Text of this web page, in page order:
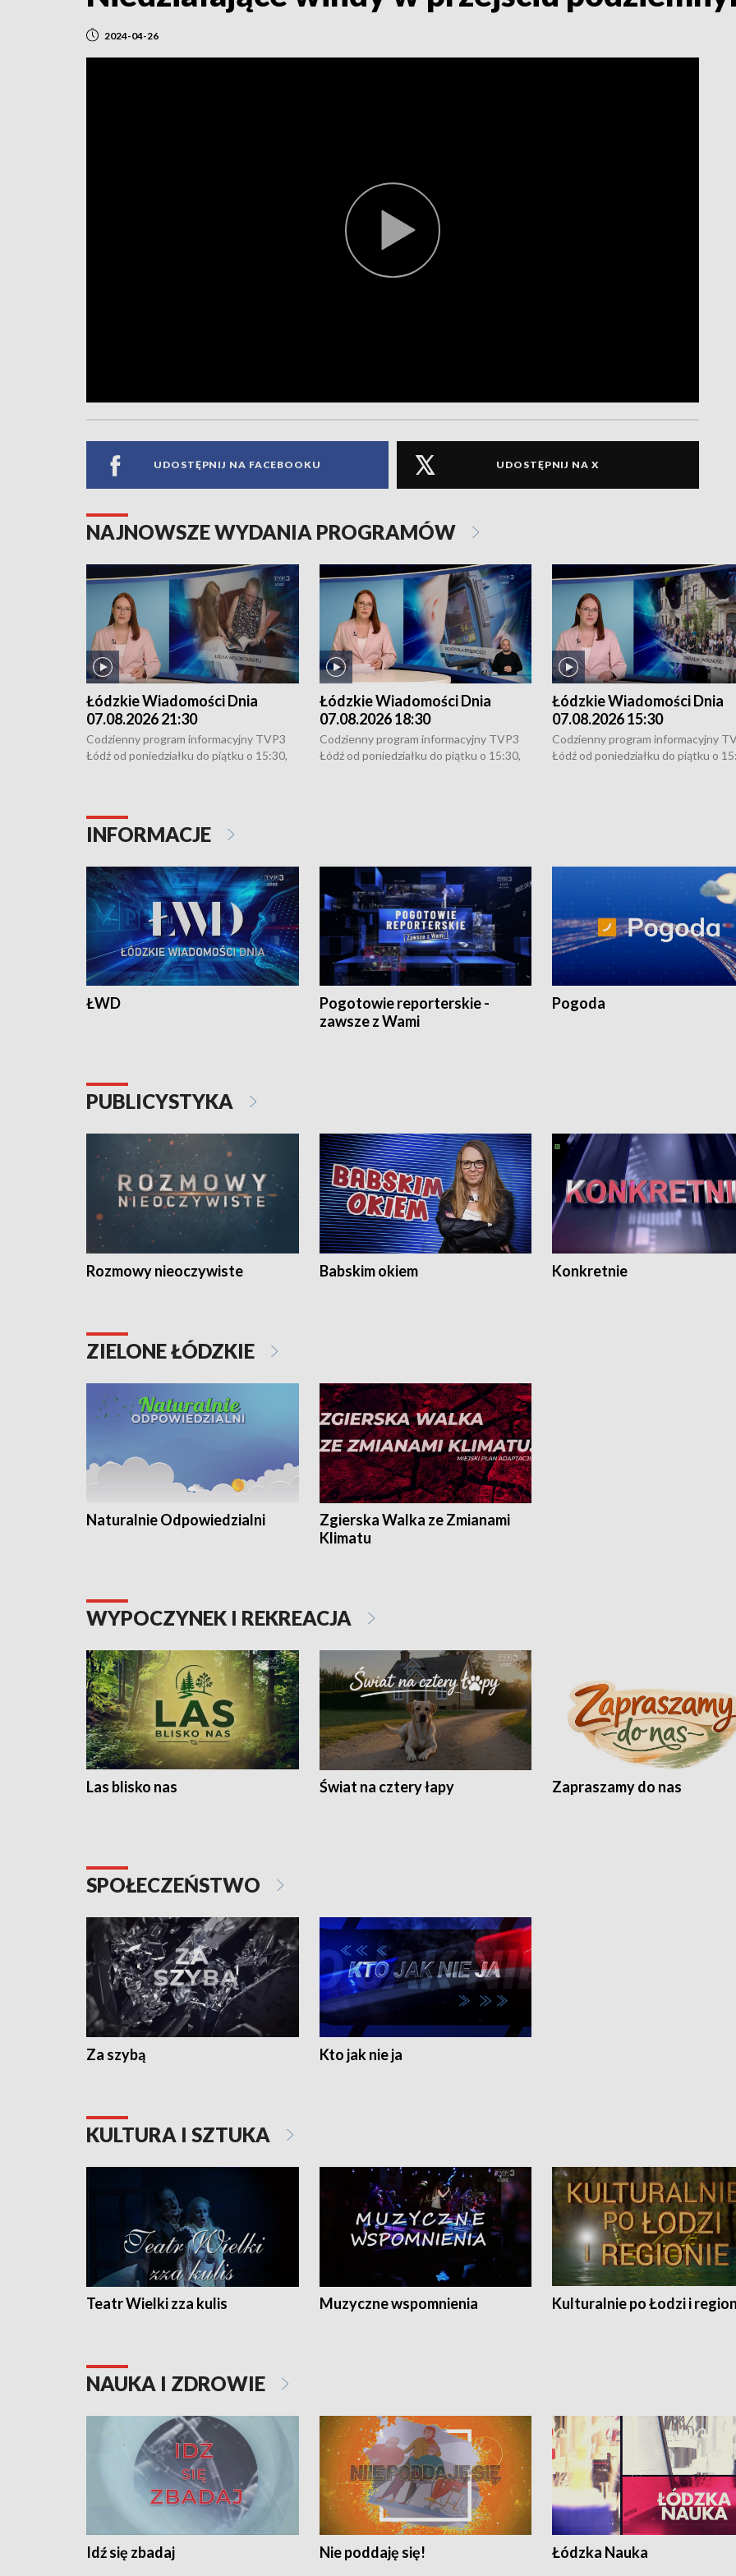
2024-04-26
UDOSTĘPNIJ NA FACEBOOKU UDOSTĘPNIJ NA X
NAJNOWSZE WYDANIA PROGRAMÓW
Łódzkie Wiadomości Dnia
07.08.2026 21:30
Codzienny program informacyjny TVP3
Łódź od poniedziałku do piątku o 15:30,
Łódzkie Wiadomości Dnia
07.08.2026 18:30
Codzienny program informacyjny TVP3
Łódź od poniedziałku do piątku o 15:30,
Łódzkie Wiadomości Dnia
07.08.2026 15:30
Codzienny program informacyjny
Łódź od poniedziałku do piątku o
INFORMACJE
ŁWD
Pogotowie reporterskie -
zawsze z Wami
Pogoda
PUBLICYSTYKA
Rozmowy nieoczywiste Babskim okiem Konkretnie
ZIELONE ŁÓDZKIE
Naturalnie Odpowiedzialni
Zgierska Walka ze Zmianami
Klimatu
WYPOCZYNEK I REKREACJA
Las blisko nas Świat na cztery łapy Zapraszamy do nas
SPOŁECZEŃSTWO
Za szybą Kto jak nie ja
KULTURA I SZTUKA
Teatr Wielki zza kulis Muzyczne wspomnienia Kulturalnie po Łodzi i
NAUKA I ZDROWIE
Idź się zbadaj Nie poddaję się! Łódzka Nauka